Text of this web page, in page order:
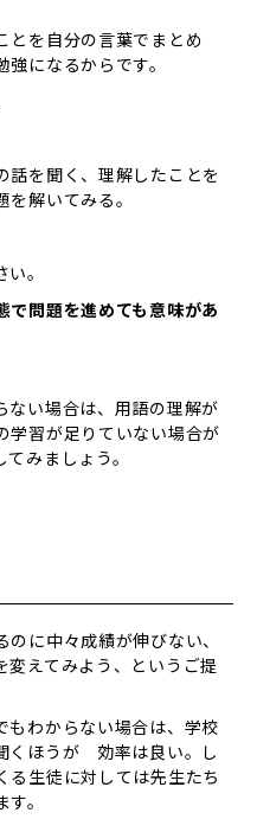
とを自分の言葉でまとめ
になるからです。
話を聞く、理解したことを
解いてみる。
。
で問題を進めても意味があ
ない場合は、用語の理解が
学習が足りていない場合が
みましょう。
に中々成績が伸びない、
変えてみよう、というご提
もわからない場合は、学校
くほうが 効率は良い。し
る生徒に対しては先生たち
。